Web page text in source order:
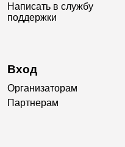
Написать в службу
поддержки
Вход
Организаторам
Партнерам